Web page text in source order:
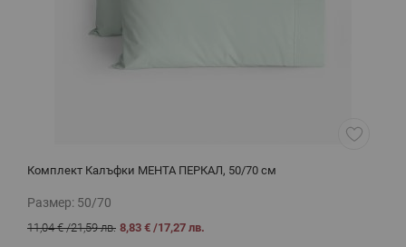
Комплект Калъфки МЕНТА ПЕРКАЛ, 50/70 см
Размер: 50/70
11,04 €/21,59 лв. 8,83 € /17,27 лв.